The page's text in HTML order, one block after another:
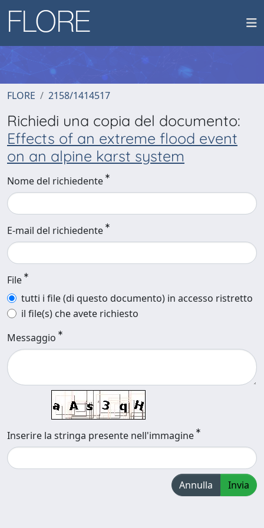
FLORE 2158/1414517
Richiedi una copia del documento:
Effects of an extreme flood event
on an alpine karst system
Nome del richiedente
E-mail del richiedente
File
tutti i file (di questo documento) in accesso ristretto
il file(s) che avete richiesto
Messaggio
Inserire la stringa presente nell'immagine
Annulla Invia